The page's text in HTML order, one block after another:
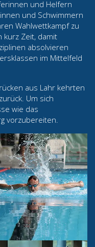
und Helfern
und Schwimmern
Wahlwettkampf zu
kurz Zeit, damit
absolvieren
im Mittelfeld
aus Lahr kehrten
Um sich
wie das
vorzubereiten.